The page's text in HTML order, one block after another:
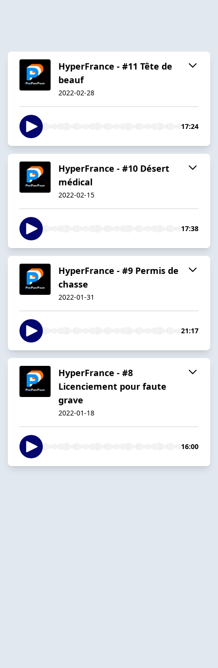
HyperFrance - #11 Tête de
beauf
2022-02-28
17:24
HyperFrance - #10 Désert
médical
2022-02-15
17:38
HyperFrance - #9 Permis de
chasse
2022-01-31
21:17
HyperFrance - #8
Licenciement pour faute
grave
2022-01-18
16:00